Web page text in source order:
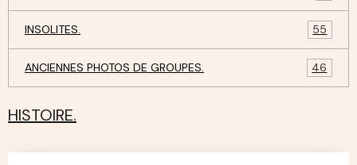
INSOLITES. 55
ANCIENNES PHOTOS DE GROUPES. 46
HISTOIRE.